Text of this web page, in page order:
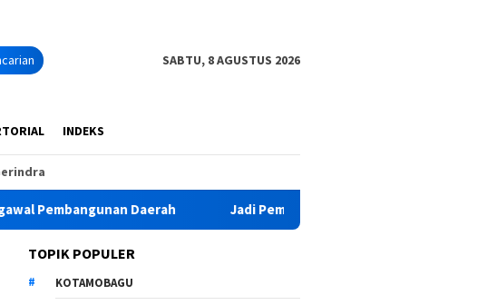
SABTU, 8 AGUSTUS 2026
INDEKS
Daerah Jadi Pemateri Tunas Tidar Bolmong,
TOPIK POPULER
KOTAMOBAGU